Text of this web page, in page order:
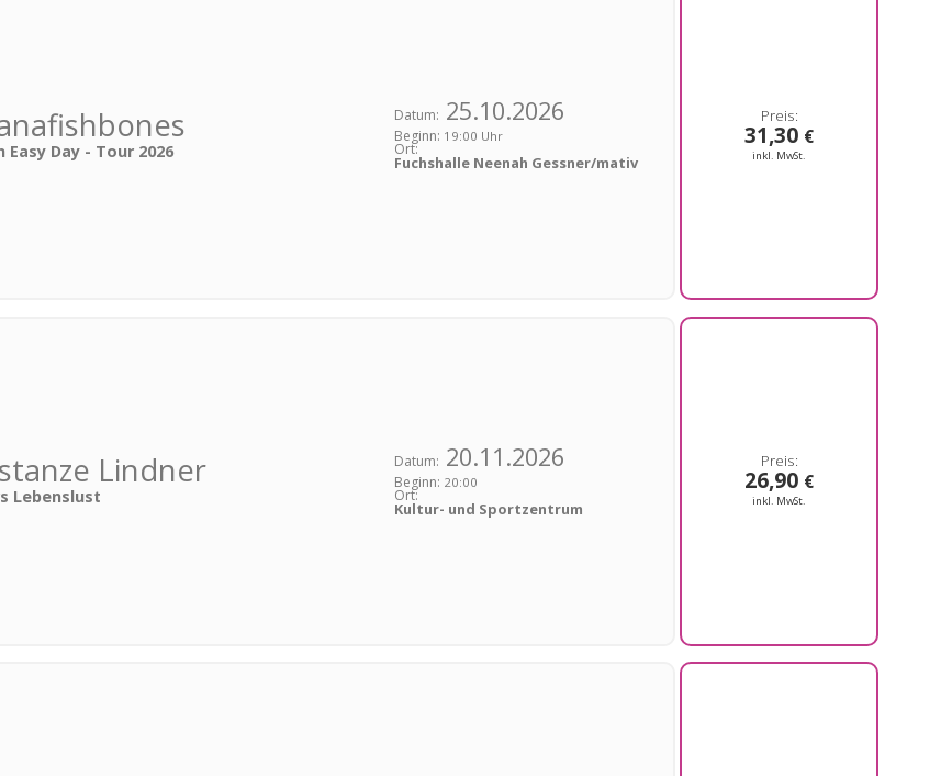
Easy Day - Tour 2026
Datum: 25.10.2026
Beginn: 19:00 Uhr
Ort:
Fuchshalle Neenah Gessner/mativ
31,30 €
inkl. MwSt.
Lindner
Lebenslust
Datum: 20.11.2026
Beginn: 20:00
Ort:
Kultur- und Sportzentrum
26,90 €
inkl. MwSt.